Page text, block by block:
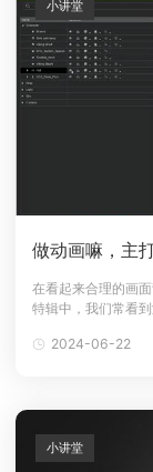
做动画嘛，主
在看起来合理的画
特辑中，我们常看
模，又或者为了节
2024-06-22
小讲堂
小讲堂